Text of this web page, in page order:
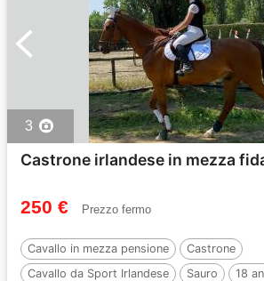
3
Castrone irlandese in mezza
250 € Prezzo fermo
Cavallo in mezza pensione
Castrone
Cavallo da Sport Irlandese
Sauro 18